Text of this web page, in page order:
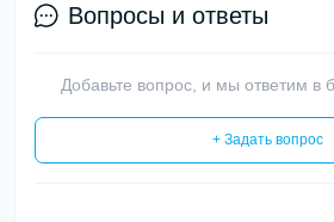
Вопросы и ответы
Добавьте вопрос, и мы ответим в
+ Задать вопрос